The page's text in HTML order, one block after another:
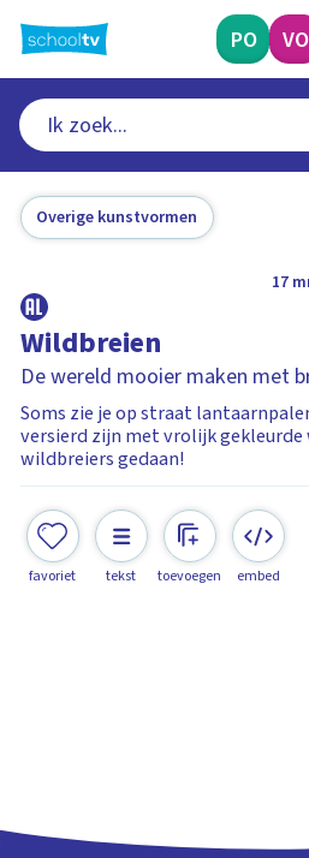
naar
hoofdinhoud
PO VO
Overige kunstvormen
17
Wildbreien
De wereld mooier maken met
Soms zie je op straat
versierd zijn met vrolijk gekleurde
wildbreiers gedaan!
favoriet tekst toevoegen embed